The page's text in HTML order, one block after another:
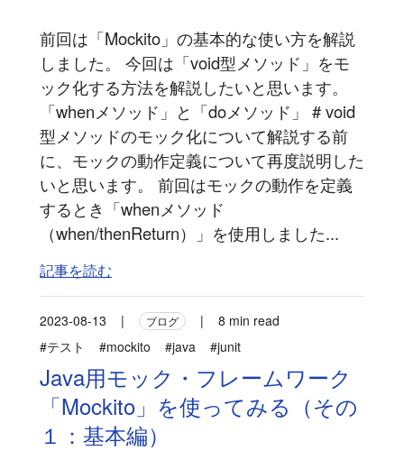
前回は「Mockito」の基本的な使い方を解説
しました。 今回は「void型メソッド」をモ
ック化する方法を解説したいと思います。
「whenメソッド」と「doメソッド」 # void
型メソッドのモック化について解説する前
に、モックの動作定義について再度説明した
いと思います。 前回はモックの動作を定義
するとき「whenメソッド
（when/thenReturn）」を使用しました...
記事を読む
2023-08-13 | ブログ |
8 min read
#テスト
#mockito #java #junit
Java用モック・フレームワーク
「Mockito」を使ってみる（その
１：基本編）